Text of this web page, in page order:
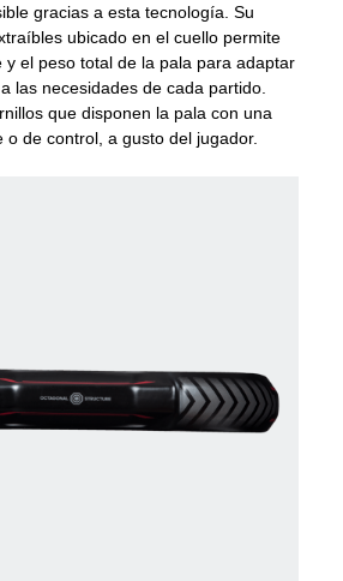
gracias a esta tecnología. Su
ubicado en el cuello permite
y el peso total de la pala para adaptar
las necesidades de cada partido.
que disponen la pala con una
o de control, a gusto del jugador.